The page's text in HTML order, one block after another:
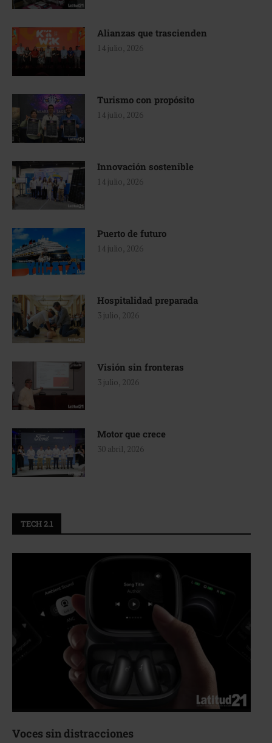
Alianzas que trascienden
14 julio, 2026
Turismo con propósito
14 julio, 2026
Innovación sostenible
14 julio, 2026
Puerto de futuro
14 julio, 2026
Hospitalidad preparada
3 julio, 2026
Visión sin fronteras
3 julio, 2026
Motor que crece
30 abril, 2026
TECH 2.1
Voces sin distracciones